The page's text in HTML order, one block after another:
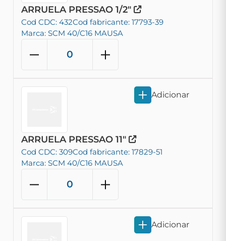
ARRUELA PRESSAO 1/2"
Cod CDC: 432Cod fabricante: 17793-39
Marca: SCM 40/C16 MAUSA
ARRUELA PRESSAO 11"
Cod CDC: 309Cod fabricante: 17829-51
Marca: SCM 40/C16 MAUSA
Adicionar
Adicionar